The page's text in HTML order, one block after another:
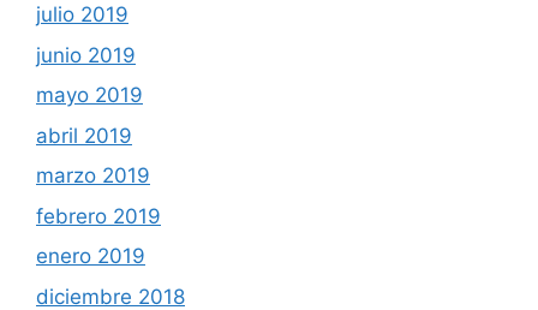
julio 2019
junio 2019
mayo 2019
abril 2019
marzo 2019
febrero 2019
enero 2019
diciembre 2018